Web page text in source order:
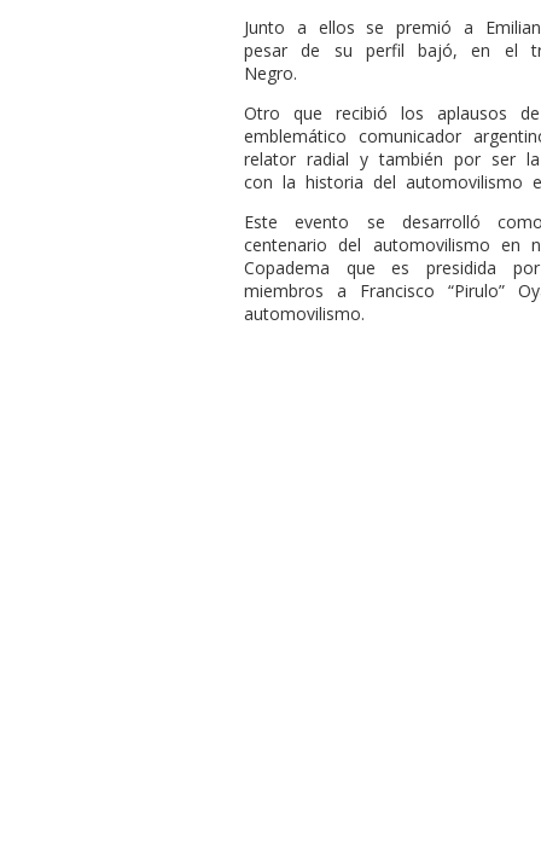
Junto a ellos se premió a
pesar de su perfil bajó, en el
Negro.
Otro que recibió los aplausos
emblemático comunicador
relator radial y también por ser
con la historia del automovilismo
Este evento se desarrolló
centenario del automovilismo en
Copadema que es presidida
miembros a Francisco “Pirulo”
automovilismo.